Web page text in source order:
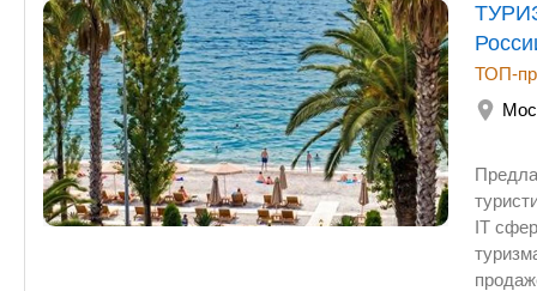
ТОП-
IT сфере от